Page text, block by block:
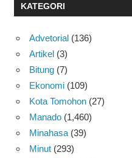
KATEGORI
Advetorial (136)
Artikel (3)
Bitung (7)
Ekonomi (109)
Kota Tomohon (27)
Manado (1,460)
Minahasa (39)
Minut (293)